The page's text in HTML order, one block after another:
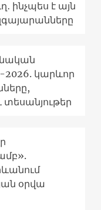
ինչպես է այն
2026. կարևոր
տեսանյութեր
օրվա